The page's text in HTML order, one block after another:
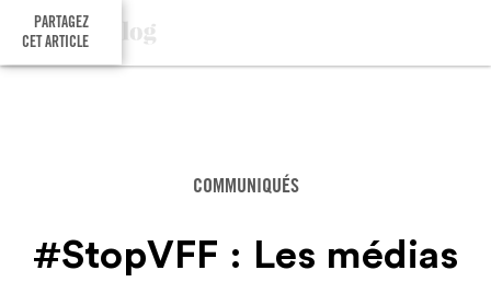
PARTAGEZ
CET ARTICLE
COMMUNIQUÉS
#StopVFF : Les médias